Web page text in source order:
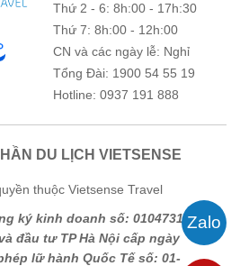
Thứ 2 - 6: 8h:00 - 17h:30
Thứ 7: 8h:00 - 12h:00
CN và các ngày lễ: Nghỉ
Tổng Đài: 1900 54 55 19
Hotline: 0937 191 888
DU LỊCH VIETSENSE
thuộc Vietsense Travel
ký kinh doanh số: 0104731205
đầu tư TP Hà Nội cấp ngày
lữ hành Quốc Tế số: 01-